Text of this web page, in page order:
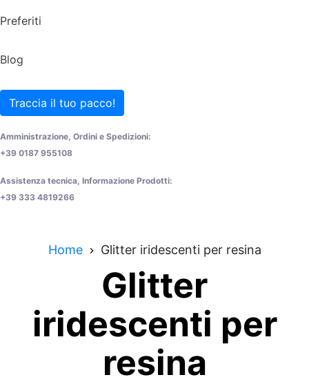
Preferiti
Blog
Traccia il tuo pacco!
Amministrazione, Ordini e Spedizioni:
+39 0187 955108
Assistenza tecnica, Informazione Prodotti:
+39 333 4819266
Home Glitter iridescenti per resina
Glitter
iridescenti per
resina